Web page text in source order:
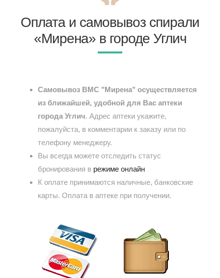
Оплата и самовывоз спирали
«Мирена» в городе Углич
Самовывоз ВМС "Мирена" осуществляется
из ближайшей, удобной для Вас аптеки
города Углич. Адрес аптеки укажите,
пожалуйста, в комментарии к заказу или по
телефону менеджеру.
Вы всегда можете отследить статус
бронирования в режиме онлайн
К оплате принимаются наличные, банковские
карты. Оплата в аптеке при получении.